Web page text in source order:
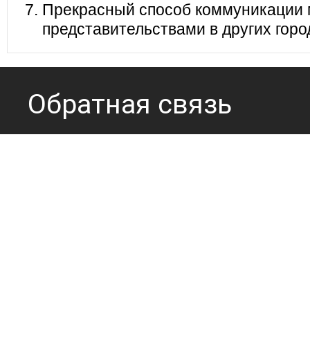
Прекрасный способ коммуникации
представительствами в других
Обратная связь